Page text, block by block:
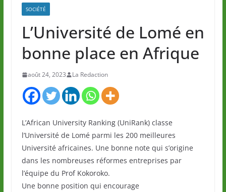
SOCIÉTÉ
L’Université de Lomé en
bonne place en Afrique
août 24, 2023 La Redaction
L’African University Ranking (UniRank) classe
l’Université de Lomé parmi les 200 meilleures
Université africaines. Une bonne note qui s’origine
dans les nombreuses réformes entreprises par
l’équipe du Prof Kokoroko.
Une bonne position qui encourage